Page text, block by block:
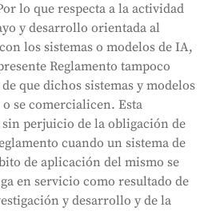
lo que respecta a la actividad
y desarrollo orientada al
los sistemas o modelos de IA,
Reglamento tampoco
que dichos sistemas y modelos
se comercialicen. Esta
perjuicio de la obligación de
cuando un sistema de
de aplicación del mismo se
en servicio como resultado de
y desarrollo y de la